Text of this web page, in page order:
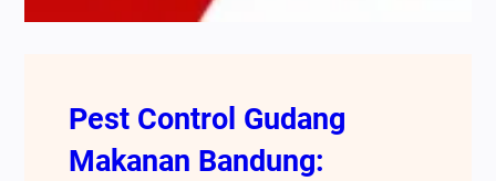
Pest Control Gudang
Makanan Bandung: